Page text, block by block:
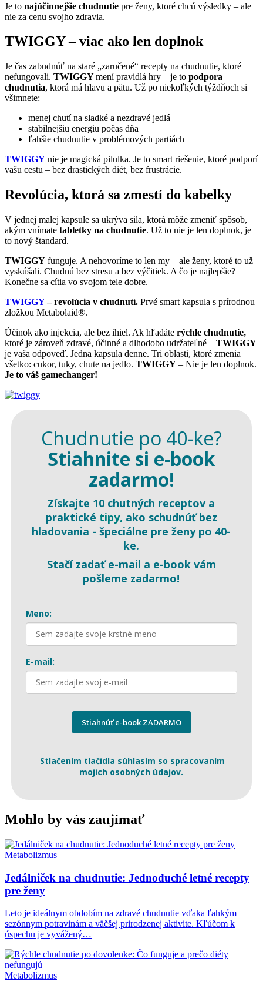
Je to najúčinnejšie chudnutie pre ženy, ktoré chcú výsledky – ale
nie za cenu svojho zdravia.
TWIGGY – viac ako len doplnok
Je čas zabudnúť na staré „zaručené“ recepty na chudnutie, ktoré
nefungovali. TWIGGYmení pravidlá hry – je to podpora
chudnutia, ktorá má hlavu a pätu. Už po niekoľkých týždňoch si
všimnete:
menej chutí na sladké a nezdravé jedlá
stabilnejšiu energiu počas dňa
ľahšie chudnutie v problémových partiách
TWIGGY nie je magická pilulka. Je to smart riešenie, ktoré podporí
vašu cestu – bez drastických diét, bez frustrácie.
Revolúcia, ktorá sa zmestí do kabelky
V jednej malej kapsule sa ukrýva sila, ktorá môže zmeniť spôsob,
akým vnímate tabletky na chudnutie. Už to nie je len doplnok, je
to nový štandard.
TWIGGY funguje. A nehovoríme to len my – ale ženy, ktoré to už
vyskúšali. Chudnú bez stresu a bez výčitiek. A čo je najlepšie?
Konečne sa cítia vo svojom tele dobre.
TWIGGY– revolúcia v chudnutí. Prvé smart kapsula s prírodnou
zložkou Metabolaid®.
Účinok ako injekcia, ale bez ihiel. Ak hľadáte rýchle chudnutie,
ktoré je zároveň zdravé, účinné a dlhodobo udržateľné – TWIGGY
je vaša odpoveď. Jedna kapsula denne. Tri oblasti, ktoré zmenia
všetko: cukor, tuky, chute na jedlo. TWIGGY – Nie je len doplnok.
Je to váš gamechanger!
Chudnutie po 40-ke?
Stiahnite si e-book
zadarmo!
Získajte 10 chutných receptov a
praktické tipy, ako schudnúťbez
hladovania - špeciálne pre ženy po 40-
ke.
Stačí zadať e-mail a e-book vám
pošleme zadarmo!
Meno:
E-mail:
Stiahnúť e-book ZADARMO
Stlačením tlačidla súhlasím so spracovaním
mojich osobných údajov.
Mohlo by vás zaujímať
Metabolizmus
Jedálniček na chudnutie: Jednoduché letné recepty
pre ženy
Leto je ideálnym obdobím na zdravé chudnutie vďaka ľahkým
sezónnym potravinám a väčšej prirodzenej aktivite. Kľúčom k
úspechu je vyvážený…
Metabolizmus